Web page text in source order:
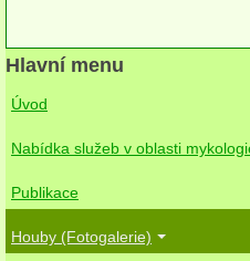
Kornacovité
Choroše
bílá hniloba
hnědá hniloba
jednoleté
Hlavní menu
Úvod
Nabídka služeb v oblasti
Publikace
Houby (Fotogalerie)